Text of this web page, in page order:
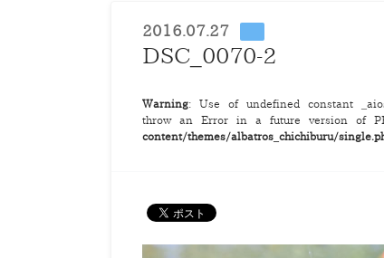
2016.07.27
DSC_0070-2
Warning: Use of undefined constant
throw an Error in a future version of
content/themes/albatros_chichiburu/